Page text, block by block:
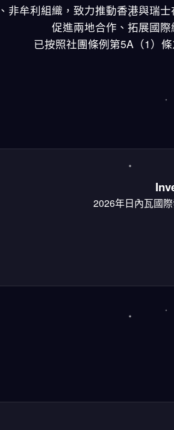
非牟利組織，致力推動香港與瑞
促進兩地合作、拓展國
已按照社團條例第5A（1）
2026年日內瓦國